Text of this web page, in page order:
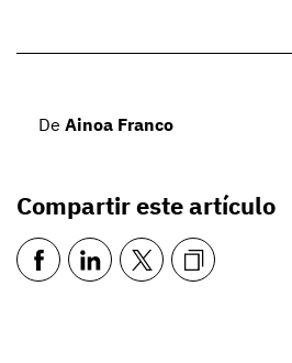
De Ainoa Franco
Compartir este artículo